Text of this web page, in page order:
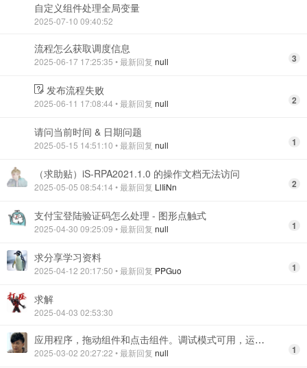
自定义组件处理全局变量
2025-07-10 09:40:52
流程怎么获取调度信息
2025-06-17 17:25:35 • 最新回复 null 3
发布流程失败
2025-06-11 17:08:44 • 最新回复 null 2
请问当前时间 & 日期问题
2025-05-15 14:51:10 • 最新回复 null 1
（求助贴）iS-RPA2021.1.0 的操作文档无法访问
2025-05-05 08:54:14 • 最新回复 LlIiNn 2
支付宝登陆验证码怎么处理 - 图形点触式
2025-04-30 09:25:09 • 最新回复 null 1
求分享学习资料
2025-04-12 20:17:50 • 最新回复 PPGuo 1
求解
2025-04-03 02:53:30
应用程序，拖动组件和点击组件。调试模式可用，运行模式不行
2025-03-02 20:27:22 • 最新回复 null 1